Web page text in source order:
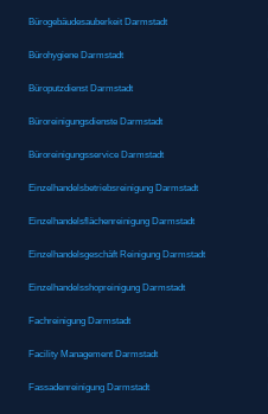
Bürogebäudesauberkeit Darmstadt
Bürohygiene Darmstadt
Büroputzdienst Darmstadt
Büroreinigungsdienste Darmstadt
Büroreinigungsservice Darmstadt
Einzelhandelsbetriebsreinigung Darmstadt
Einzelhandelsflächenreinigung Darmstadt
Einzelhandelsgeschäft Reinigung Darmstadt
Einzelhandelsshopreinigung Darmstadt
Fachreinigung Darmstadt
Facility Management Darmstadt
Fassadenreinigung Darmstadt